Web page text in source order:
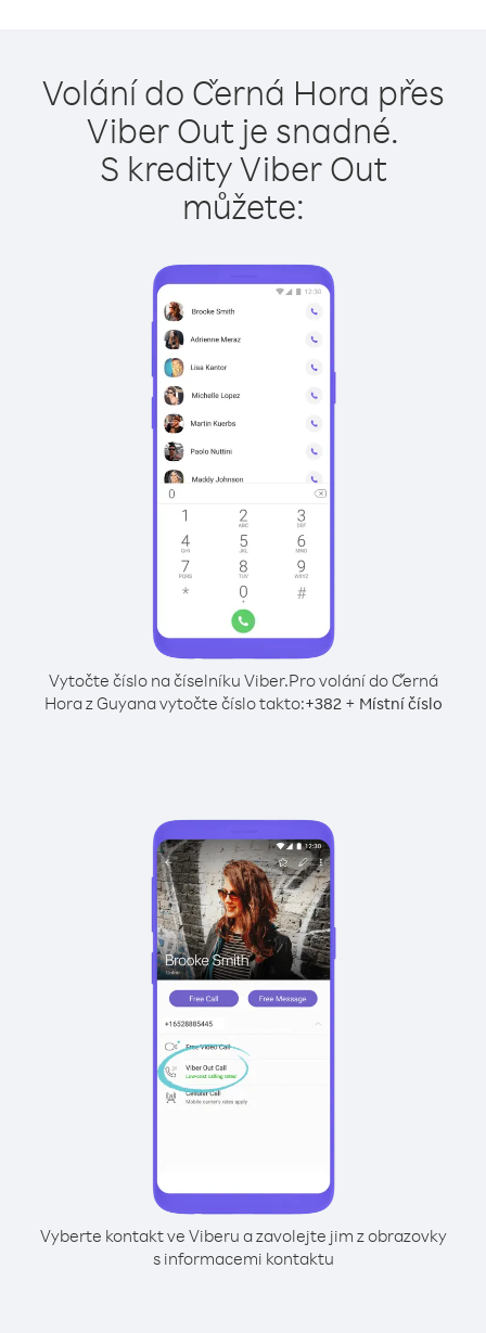
Volání do Černá Hora přes
Viber Out je snadné.
S kredity Viber Out
můžete:
Vytočte číslo na číselníku Viber.Pro volání do Černá
Hora z Guyana vytočte číslo takto:+382+ Místní číslo
Vyberte kontakt ve Viberu a zavolejte jim z obrazovky
s informacemi kontaktu